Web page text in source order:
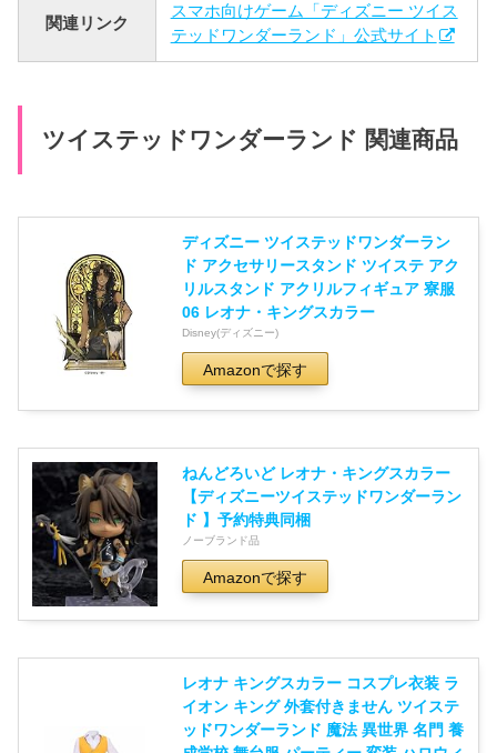
関連リンク
スマホ向けゲーム「ディズニー ツイス
テッドワンダーランド」公式サイト
ツイステッドワンダーランド 関連商品
ディズニー ツイステッドワンダーラン
ド アクセサリースタンド ツイステ アク
リルスタンド アクリルフィギュア 寮服
06 レオナ・キングスカラー
Disney(ディズニー)
Amazonで探す
ねんどろいど レオナ・キングスカラー
【ディズニーツイステッドワンダーラン
ド 】予約特典同梱
ノーブランド品
Amazonで探す
レオナ キングスカラー コスプレ衣装 ラ
イオン キング 外套付きません ツイステ
ッドワンダーランド 魔法 異世界 名門 養